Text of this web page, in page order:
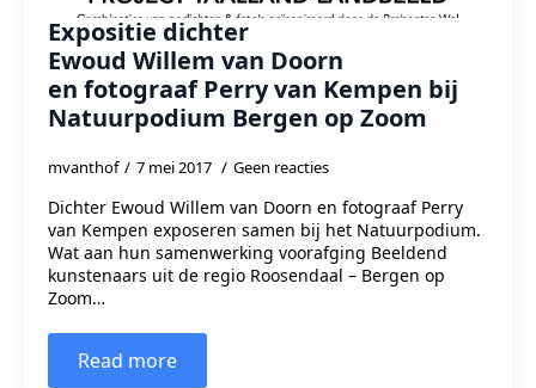
Expositie dichter
Ewoud Willem van Doorn
en fotograaf Perry van Kempen bij
Natuurpodium Bergen op Zoom
mvanthof 7 mei 2017 Geen reacties
Dichter Ewoud Willem van Doorn en fotograaf Perry
van Kempen exposeren samen bij het Natuurpodium.
Wat aan hun samenwerking voorafging Beeldend
kunstenaars uit de regio Roosendaal – Bergen op
Zoom…
Read more